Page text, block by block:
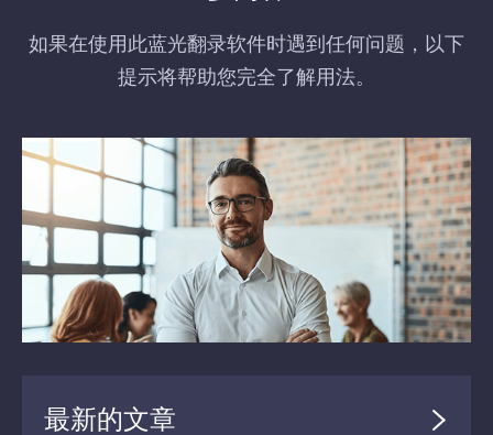
如果在使用此蓝光翻录软件时遇到任何问题，以下
提示将帮助您完全了解用法。
最新的文章